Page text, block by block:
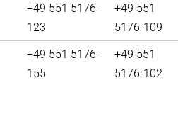
+49 551 5176-
123
+49 551
5176-109
+49 551 5176-
155
+49 551
5176-102